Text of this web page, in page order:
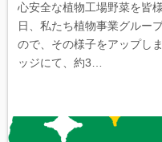
心安全な植物工場野菜を皆
日、私たち植物事業グルー
ので、その様子をアップし
ッジにて、約3…